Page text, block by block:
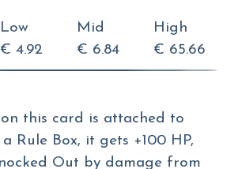
Low
€ 4.92
Mid
€ 6.84
High
€ 65.66
this card is attached to
Rule Box, it gets +100 HP,
Out by damage from